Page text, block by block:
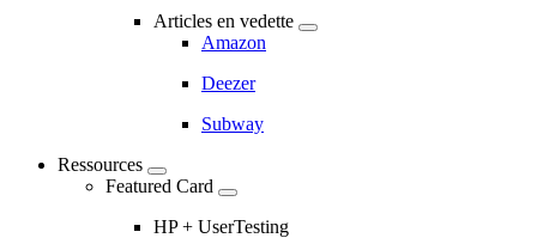
Articles en vedette
Amazon
Deezer
Subway
Ressources
Featured Card
HP + UserTesting